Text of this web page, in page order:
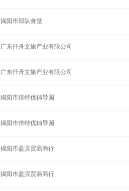
揭阳市部队食堂
广东仟舟文旅产业有限公司
广东仟舟文旅产业有限公司
揭阳市倍特优辅导园
揭阳市倍特优辅导园
揭阳市盈滨贸易商行
揭阳市盈滨贸易商行